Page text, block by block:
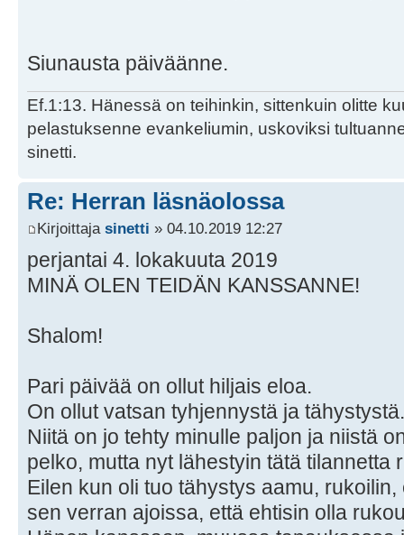
Siunausta päiväänne.
Ef.1:13. Hänessä on teihinkin, sittenkuin olitte
pelastuksenne evankeliumin, uskoviksi
sinetti.
Re: Herran läsnäolossa
Kirjoittaja sinetti » 04.10.2019 12:27
perjantai 4. lokakuuta 2019
MINÄ OLEN TEIDÄN KANSSANNE!
Shalom!
Pari päivää on ollut hiljais eloa.
On ollut vatsan tyhjennystä ja tähystystä.
Niitä on jo tehty minulle paljon ja niistä
pelko, mutta nyt lähestyin tätä tilannetta
Eilen kun oli tuo tähystys aamu,
sen verran ajoissa, että ehtisin olla